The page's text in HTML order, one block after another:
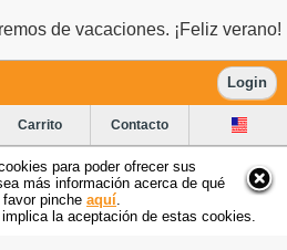
de vacaciones. ¡Feliz verano!
Login
Carrito Contacto
para poder ofrecer sus
más información acerca de qué
pinche aquí
la aceptación de estas cookies.